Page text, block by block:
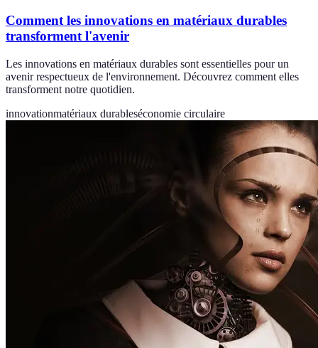
Comment les innovations en matériaux durables
transforment l'avenir
Les innovations en matériaux durables sont essentielles pour un
avenir respectueux de l'environnement. Découvrez comment elles
transforment notre quotidien.
innovationmatériaux durableséconomie circulaire